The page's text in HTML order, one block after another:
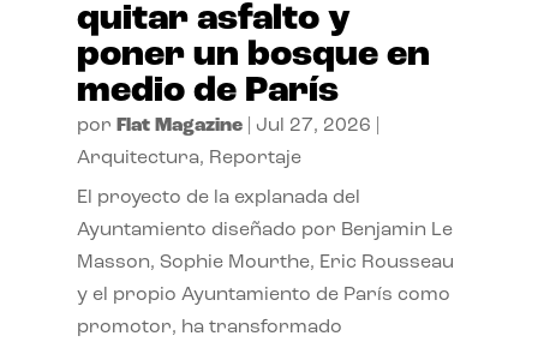
quitar asfalto y
poner un bosque en
medio de París
por Flat Magazine| Jul 27, 2026
Arquitectura, Reportaje
El proyecto de la explanada del
Ayuntamiento diseñado por Benjamin Le
Masson, Sophie Mourthe, Eric Rousseau
y el propio Ayuntamiento de París como
promotor, ha transformado